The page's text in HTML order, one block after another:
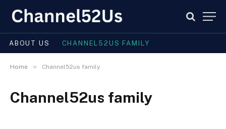
ABOUT US CHANNEL52US FAMILY
Home » Channel52us family
Channel52us family